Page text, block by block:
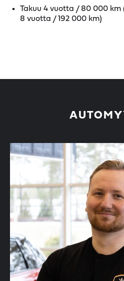
Takuu 4 vuotta / 80 000 km
8 vuotta / 192 000 km)